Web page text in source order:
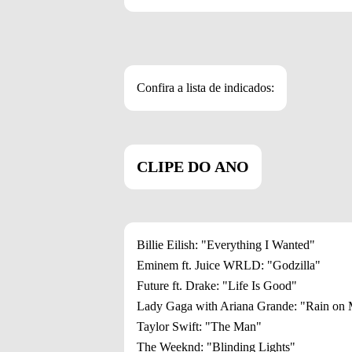
Confira a lista de indicados:
CLIPE DO ANO
Billie Eilish: "Everything I Wanted"
Eminem ft. Juice WRLD: "Godzilla"
Future ft. Drake: "Life Is Good"
Lady Gaga with Ariana Grande: "Rain on
Taylor Swift: "The Man"
The Weeknd: "Blinding Lights"